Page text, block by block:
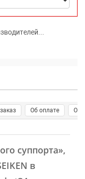
Об оплате О
суппорта»,
в